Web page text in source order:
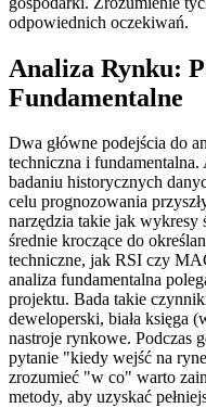
odpowiednich oczekiwań.
Analiza Rynku:
Fundamentalne
Dwa główne podejścia do
techniczna i
badaniu historycznych
celu prognozowania
narzędzia takie jak
średnie kroczące do
techniczne, jak RSI czy
analiza fundamentalna
projektu. Bada takie
deweloperski, biała księga
nastroje rynkowe. Podczas
pytanie "kiedy wejść na
zrozumieć "w co" warto
metody, aby uzyskać